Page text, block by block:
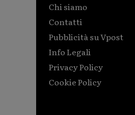
Chi siamo
Contatti
Pubblicità su Vpost
Info Legali
Privacy Policy
Cookie Policy